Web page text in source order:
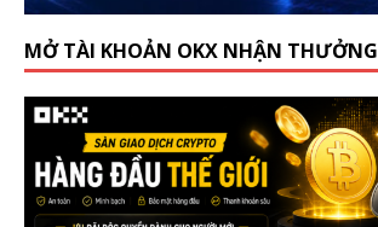
MỞ TÀI KHOẢN OKX NHẬN THƯỞNG